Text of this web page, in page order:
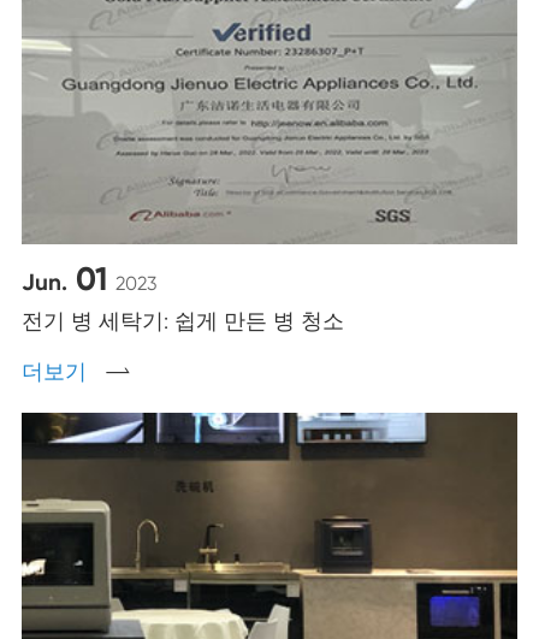
Jun. 01 2023
전기 병 세탁기: 쉽게 만든 병 청소
더보기
